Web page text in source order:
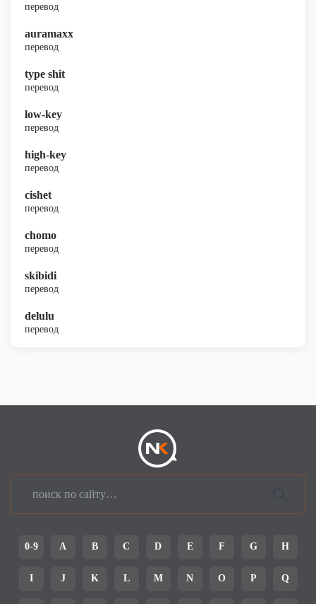
перевод
auramaxx
перевод
type shit
перевод
low-key
перевод
high-key
перевод
cishet
перевод
chomo
перевод
skibidi
перевод
delulu
перевод
0-9 A B C D E F G H
I J K L M N O P Q